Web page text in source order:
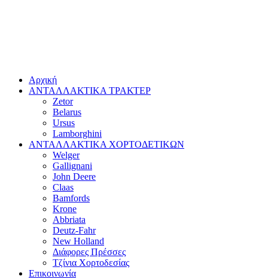
Αρχική
ΑΝΤΑΛΛΑΚΤΙΚΑ ΤΡΑΚΤΕΡ
Zetor
Belarus
Ursus
Lamborghini
ΑΝΤΑΛΛΑΚΤΙΚΑ ΧΟΡΤΟΔΕΤΙΚΩΝ
Welger
Gallignani
John Deere
Claas
Bamfords
Krone
Abbriata
Deutz-Fahr
New Holland
Διάφορες Πρέσσες
Τζίνια Χορτοδεσίας
Επικοινωνία